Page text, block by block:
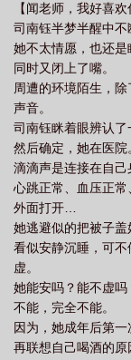
教导主任结婚了笔趣阁
前的是疲惫又不耐
收者。她的班主任
想到刚刚成年就醉酒
师…”“呵。”一声冷
南钰那句别告诉我妈
不敢忤逆，温柔以待
诲：“闻老师说得对
诲，司南钰抬眼就看
南.钰.装失忆好玩吗
—————虽说物是人
婆。可老婆当她装失
清砚褪去白色衬衫，
探。司南钰时刻战战
黑夜的极致反差。白
属上司。夜晚，闻清
司南钰逐渐迷失且
书。司南钰梦中惊醒
“离婚协议书，你半
【闻老师，我好喜欢
司南钰半梦半醒中不
她不太情愿，也还是
同时又闭上了嘴。
周遭的环境陌生，
声音。
司南钰眯着眼辨认了
然后确定，她在医院
滴滴声是连接在自己
心跳正常、血压正
外面打开…
她逃避似的把被子盖
看似安静沉睡，可
虚。
她能安吗？能不虚吗
不能，完全不能。
因为，她成年后第一
再联想自己喝酒的原